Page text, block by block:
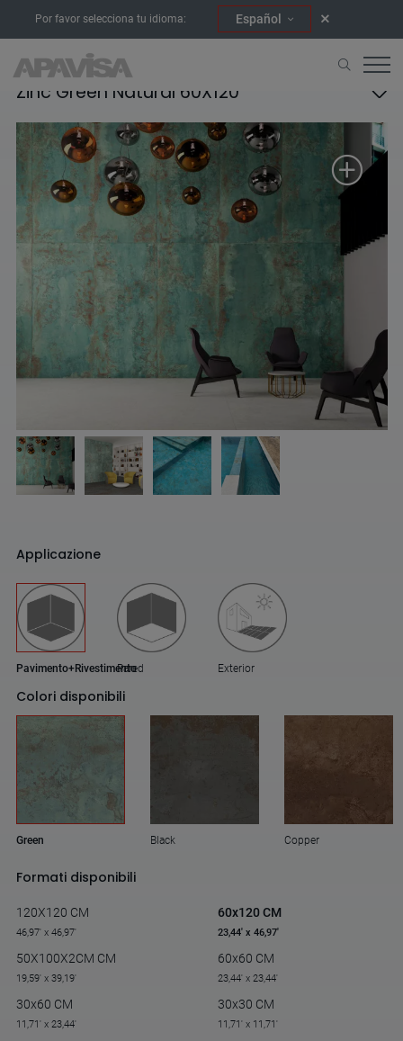
Por favor selecciona tu idioma: Español
Zinc Green Natural 60X120
Applicazione
Pavimento+Rivestimento
Pared Exterior
Colori disponibili
Green Black Copper
Formati disponibili
120X120 CM
46,97' x 46,97'
60x120 CM
23,44' x 46,97'
50X100X2CM CM
19,59' x 39,19'
60x60 CM
23,44' x 23,44'
30x60 CM
11,71' x 23,44'
30x30 CM
11,71' x 11,71'